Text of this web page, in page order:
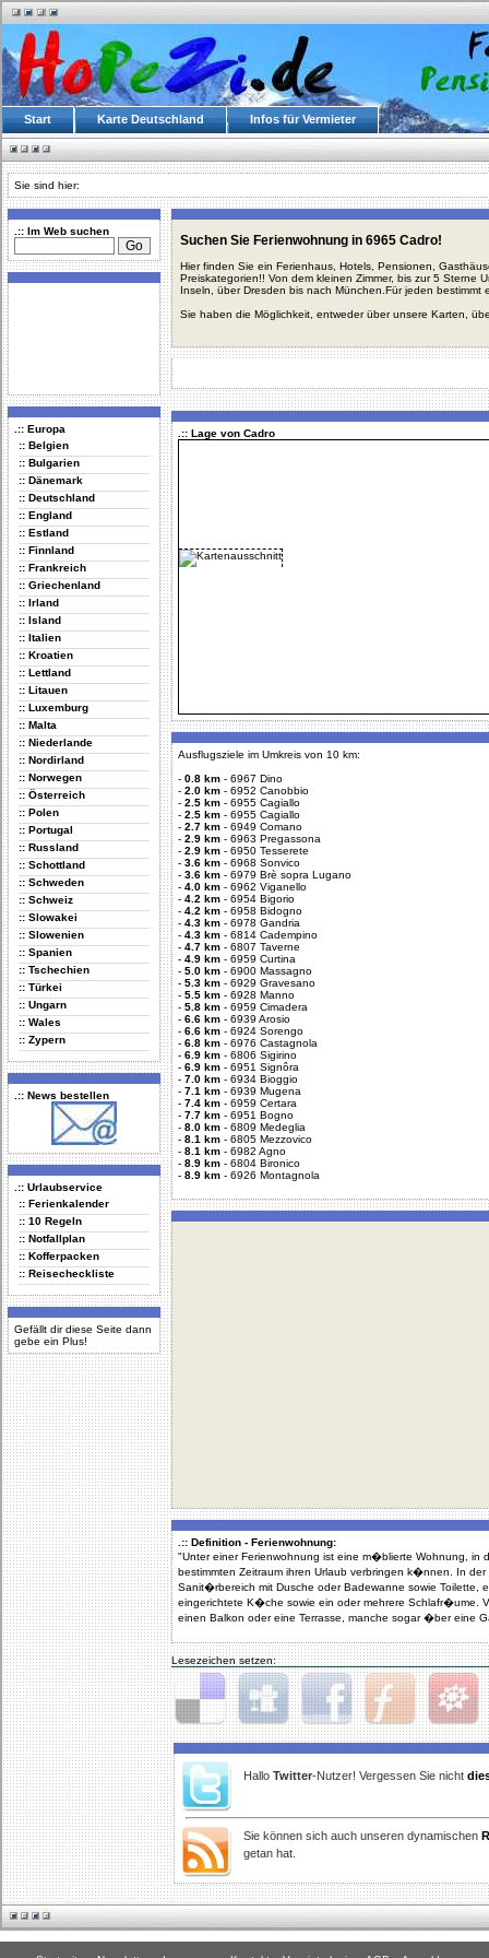
Start Karte Deutschland Infos für Vermieter
Sie sind hier:
.:: Im Web suchen
.:: Europa
:: Belgien
:: Bulgarien
:: Dänemark
:: Deutschland
:: England
:: Estland
:: Finnland
:: Frankreich
:: Griechenland
:: Irland
:: Island
:: Italien
:: Kroatien
:: Lettland
:: Litauen
:: Luxemburg
:: Malta
:: Niederlande
:: Nordirland
:: Norwegen
:: Österreich
:: Polen
:: Portugal
:: Russland
:: Schottland
:: Schweden
:: Schweiz
:: Slowakei
:: Slowenien
:: Spanien
:: Tschechien
:: Türkei
:: Ungarn
:: Wales
:: Zypern
.:: News bestellen
.:: Urlaubservice
:: Ferienkalender
:: 10 Regeln
:: Notfallplan
:: Kofferpacken
:: Reisecheckliste
Gefällt dir diese Seite dann
gebe ein Plus!
Suchen Sie Ferienwohnung in 6965 Cadro!
Hier finden Sie ein Ferienhaus, Hotels, Pensionen,
Preiskategorien!! Von dem kleinen Zimmer, bis zur 5 Sterne
Inseln, über Dresden bis nach München.Für jeden bestimmt
Sie haben die Möglichkeit, entweder über unsere Karten,
.:: Lage von Cadro
Ausflugsziele im Umkreis von 10 km:
- 0.8 km - 6967 Dino
- 2.0 km - 6952 Canobbio
- 2.5 km - 6955 Cagiallo
- 2.5 km - 6955 Cagiallo
- 2.7 km - 6949 Comano
- 2.9 km - 6963 Pregassona
- 2.9 km - 6950 Tesserete
- 3.6 km - 6968 Sonvico
- 3.6 km - 6979 Brè sopra Lugano
- 4.0 km - 6962 Viganello
- 4.2 km - 6954 Bigorio
- 4.2 km - 6958 Bidogno
- 4.3 km - 6978 Gandria
- 4.3 km - 6814 Cadempino
- 4.7 km - 6807 Taverne
- 4.9 km - 6959 Curtina
- 5.0 km - 6900 Massagno
- 5.3 km - 6929 Gravesano
- 5.5 km - 6928 Manno
- 5.8 km - 6959 Cimadera
- 6.6 km - 6939 Arosio
- 6.6 km - 6924 Sorengo
- 6.8 km - 6976 Castagnola
- 6.9 km - 6806 Sigirino
- 6.9 km - 6951 Signôra
- 7.0 km - 6934 Bioggio
- 7.1 km - 6939 Mugena
- 7.4 km - 6959 Certara
- 7.7 km - 6951 Bogno
- 8.0 km - 6809 Medeglia
- 8.1 km - 6805 Mezzovico
- 8.1 km - 6982 Agno
- 8.9 km - 6804 Bironico
- 8.9 km - 6926 Montagnola
.:: Definition - Ferienwohnung:
"Unter einer Ferienwohnung ist eine m�blierte Wohnung,
bestimmten Zeitraum ihren Urlaub verbringen k�nnen. In
Sanit�rbereich mit Dusche oder Badewanne sowie Toilette,
eingerichtete K�che sowie ein oder mehrere Schlafr�ume.
einen Balkon oder eine Terrasse, manche sogar �ber eine
Lesezeichen setzen:
Delicious Digg Facebook Furl StudiVZ
Hallo Twitter-Nutzer! Vergessen Sie nicht
Sie können sich auch unseren dynamischen
getan hat.